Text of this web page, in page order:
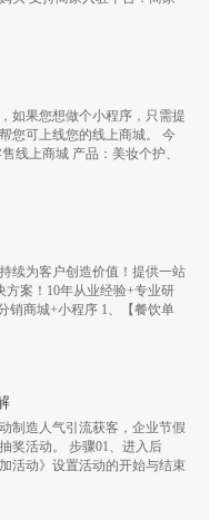
如果您想做个小程序，只需提
您可上线您的线上商城。 今
线上商城 产品：美妆个护、
续为客户创造价值！提供一站
案！10年从业经验+专业研
销商城+小程序 1、【餐饮单
制造人气引流获客，企业节假
奖活动。 步骤01、进入后
活动》设置活动的开始与结束